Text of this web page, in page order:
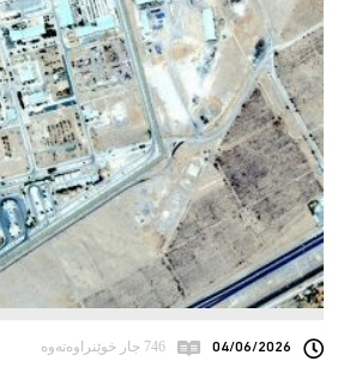
04/06/2026 746 جار خوێنراوەتەوە